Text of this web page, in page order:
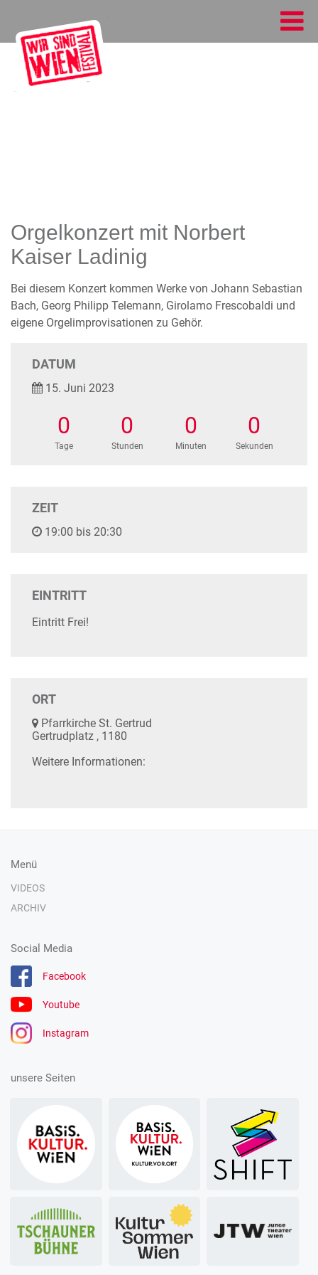
Orgelkonzert mit Norbert
Kaiser Ladinig
Bei diesem Konzert kommen Werke von Johann Sebastian
Bach, Georg Philipp Telemann, Girolamo Frescobaldi und
eigene Orgelimprovisationen zu Gehör.
DATUM
15. Juni 2023
0
Tage
0
Stunden
0
Minuten
0
Sekunden
ZEIT
19:00 bis 20:30
EINTRITT
Eintritt Frei!
ORT
Pfarrkirche St. Gertrud
Gertrudplatz , 1180
Weitere Informationen:
Menü
VIDEOS
ARCHIV
Social Media
Facebook
Youtube
Instagram
unsere Seiten